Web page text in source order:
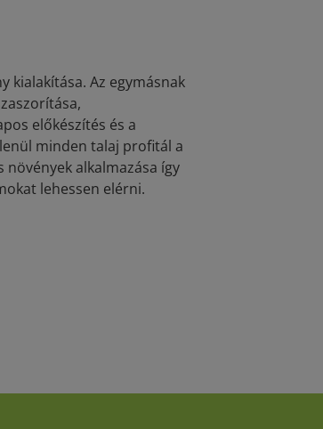
kialakítása. Az egymásnak
előkészítés és a
minden talaj profitál a
alkalmazása így
lehessen elérni.